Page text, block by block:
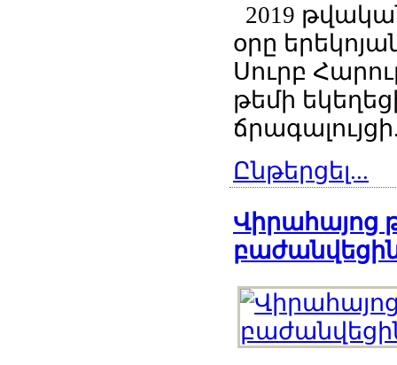
2019
օրը
Սուրբ
թեմի
Ընթերցել...
Վիրահայոց